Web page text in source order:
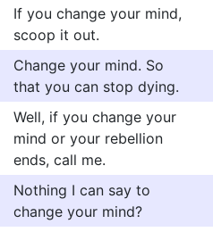
If you change your mind,
scoop it out.
Change your mind. So
that you can stop dying.
Well, if you change your
mind or your rebellion
ends, call me.
Nothing I can say to
change your mind?